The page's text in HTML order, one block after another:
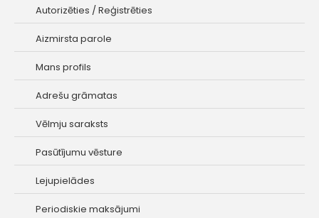
Autorizēties / Reģistrēties
Aizmirsta parole
Mans profils
Adrešu grāmatas
Vēlmju saraksts
Pasūtījumu vēsture
Lejupielādes
Periodiskie maksājumi